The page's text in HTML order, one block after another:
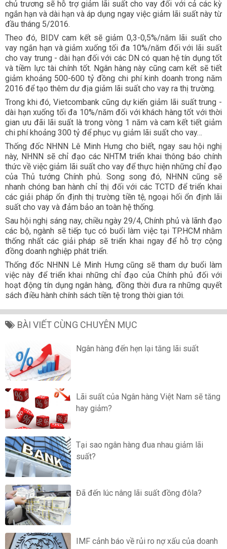
chủ trương sẽ hỗ trợ giảm lãi suất cho vay đối với cả các kỳ
ngắn hạn và dài hạn và áp dụng ngay việc giảm lãi suất này từ
đầu tháng 5/2016.
Theo đó, BIDV cam kết sẽ giảm 0,3-0,5%/năm lãi suất cho
vay ngắn hạn và giảm xuống tối đa 10%/năm đối với lãi suất
cho vay trung - dài hạn đối với các DN có quan hệ tín dụng tốt
và tiềm lực tài chính tốt. Ngân hàng này cũng cam kết sẽ tiết
giảm khoảng 500-600 tỷ đồng chi phí kinh doanh trong năm
2016 để tạo thêm dư địa giảm lãi suất cho vay ra thị trường.
Trong khi đó, Vietcombank cũng dự kiến giảm lãi suất trung -
dài hạn xuống tối đa 10%/năm đối với khách hàng tốt với thời
gian ưu đãi lãi suất là trong vòng 1 năm và cam kết tiết giảm
chi phí khoảng 300 tỷ để phục vụ giảm lãi suất cho vay…
Thống đốc NHNN Lê Minh Hưng cho biết, ngay sau hội nghị
này, NHNN sẽ chỉ đạo các NHTM triển khai thông báo chính
thức về việc giảm lãi suất cho vay để thực hiện những chỉ đạo
của Thủ tướng Chính phủ. Song song đó, NHNN cũng sẽ
nhanh chóng ban hành chỉ thị đối với các TCTD để triển khai
các giải pháp ổn định thị trường tiền tệ, ngoại hối ổn định lãi
suất cho vay và đảm bảo an toàn hệ thống.
Sau hội nghị sáng nay, chiều ngày 29/4, Chính phủ và lãnh đạo
các bộ, ngành sẽ tiếp tục có buổi làm việc tại TP.HCM nhằm
thống nhất các giải pháp sẽ triển khai ngay để hỗ trợ cộng
đồng doanh nghiệp phát triển.
Thống đốc NHNN Lê Minh Hưng cũng sẽ tham dự buổi làm
việc này để triển khai những chỉ đạo của Chính phủ đối với
hoạt động tín dụng ngân hàng, đồng thời đưa ra những quyết
sách điều hành chính sách tiền tệ trong thời gian tới.
BÀI VIẾT CÙNG CHUYÊN MỤC
Ngân hàng đến hẹn lại tăng lãi suất
Lãi suất của Ngân hàng Việt Nam sẽ tăng
hay giảm?
Tại sao ngân hàng đua nhau giảm lãi
suất?
Đã đến lúc nâng lãi suất đồng đôla?
IMF cảnh báo về rủi ro nợ xấu của doanh